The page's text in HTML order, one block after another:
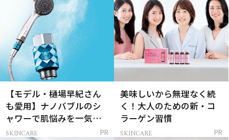
【モデル・樋場早紀さん
も愛用】ナノバブルのシ
ャワーで肌悩みを一気に
解決
SKINCARE PR
美味しいから無理なく続
く！大人のための新・コ
ラーゲン習慣
SKINCARE PR